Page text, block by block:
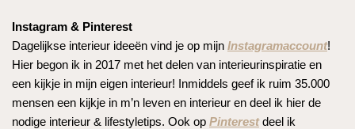
Instagram & Pinterest
Dagelijkse interieur ideeën vind je op mijn Instagramaccount!
Hier begon ik in 2017 met het delen van interieurinspiratie en
een kijkje in mijn eigen interieur! Inmiddels geef ik ruim 35.000
mensen een kijkje in m’n leven en interieur en deel ik hier de
nodige interieur & lifestyletips. Ook op Pinterestdeel ik